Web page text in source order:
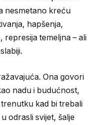
nesmetano kreću
hapšenja,
represija temeljna – ali
Ona govori
nadu i budućnost,
kad bi trebali
odrasli svijet, šalje